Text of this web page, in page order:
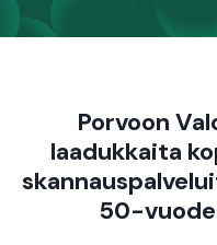
Porvoon
laadukkaita
50-